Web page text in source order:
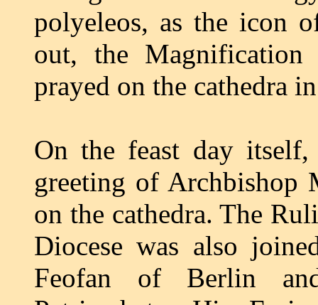
polyeleos, as the icon
out, the Magnification
prayed on the cathedra
On the feast day
greeting of Archbishop
on the cathedra. The
Diocese was also
Feofan of Berlin